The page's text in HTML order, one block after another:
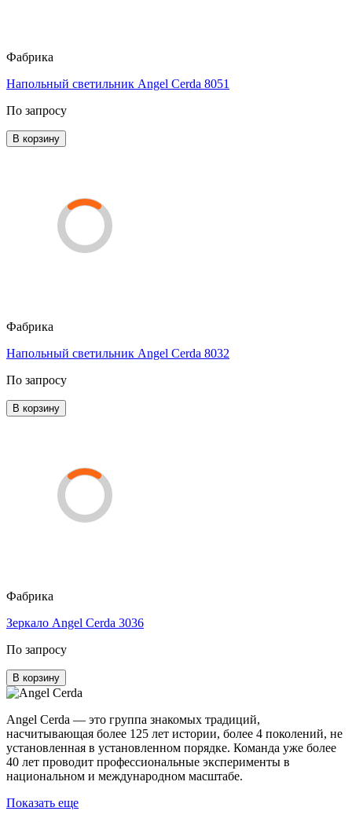
Фабрика
Напольный светильник Angel Cerda 8051
По запросу
В корзину
Фабрика
Напольный светильник Angel Cerda 8032
По запросу
В корзину
Фабрика
Зеркало Angel Cerda 3036
По запросу
В корзину
Angel Cerda — это группа знакомых традиций,
насчитывающая более 125 лет истории, более 4 поколений, не
установленная в установленном порядке. Команда уже более
40 лет проводит профессиональные эксперименты в
национальном и международном масштабе.
Показать еще